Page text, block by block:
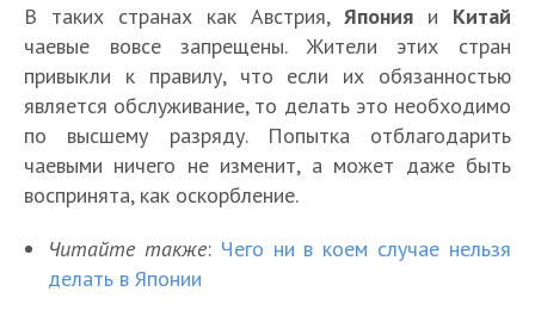
В таких странах как Австрия, Япония и Китай
чаевые вовсе запрещены. Жители этих стран
привыкли к правилу, что если их обязанностью
является обслуживание, то делать это необходимо
по высшему разряду. Попытка отблагодарить
чаевыми ничего не изменит, а может даже быть
воспринята, как оскорбление.
Читайте также: Чего ни в коем случае нельзя
делать в Японии